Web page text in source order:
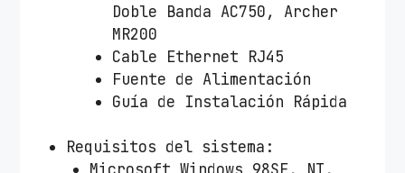
Doble Banda AC750, Archer
MR200
Cable Ethernet RJ45
Fuente de Alimentación
Guía de Instalación Rápida
Requisitos del sistema: